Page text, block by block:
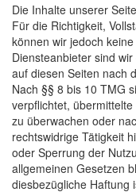
Die Inhalte unserer
Für die Richtigkeit,
können wir jedoch
Diensteanbieter sind
auf diesen Seiten nach
Nach §§ 8 bis 10 TMG
verpflichtet,
zu überwachen oder
rechtswidrige Tätigkeit
oder Sperrung der
allgemeinen Gesetzen
diesbezügliche Haftung